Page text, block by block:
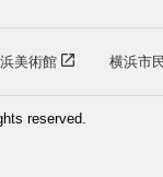
美術館 横浜市
reserved.